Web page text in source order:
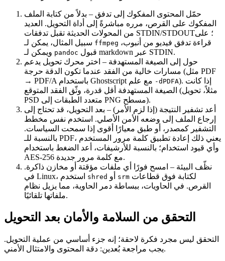
حمّل المحتوى المفكوك إلى تدفق – بدلاً من كتابة الملف
المفكوك على القرص، مرره مباشرةً إلى أداة التحويل. العديد
من المحولات الحديثة تقبل تدفقات STDIN/STDOUT؛ على
ffmpeg
pandoc
قبول markdown عبر STDIN.
حول إلى الصيغة المستهدفة – اختر محرك تحويل يدعم
مسارات خالية من الفقد عندما تكون الدقة حرجة (مثل PDF
-dPDFA). إذا كانت
الصيغة المستهدفة أقل قدرة، وثّق الفقد المتوقع (مثلاً، تحويل
PSD متعدد الطبقات إلى PNG مسطح).
أعد تشفير النتيجة (إذا لزم الأمر) – بعد التحويل، قد تحتاج إلى
إرجاع الملف إلى وضعه الأمن الأصلي. استخدم نفس مخطط
التشفير كمصدر، أو طبق معيارًا أقوى إذا سمحت السياسات.
بالنسبة للـ PDF، يعني ذلك إعادة تطبيق كلمة مرور المستخدم
وأي قيود استخدام؛ بالنسبة للأرشيفات، أعد الضغط باستخدام
AES‑256 مع كلمة مرور جديدة.
نظّف البيئة – امسح فورًا أي ملفات مؤقتة أو مخازن ذاكرة.
shred srm
القرص. في الحاويات، ببساطة دمر الحاوية، مما يزيل نظام
ملفاتها تلقائيًا.
التحقق من السلامة والأمان بعد التحويل
التحقق ليس مجرد فكرة لاحقة؛ إنه جزء أساسي من عملية التحويل.
يجب مراجعة بُعدين: دقة المحتوى و الامتثال الأمني .